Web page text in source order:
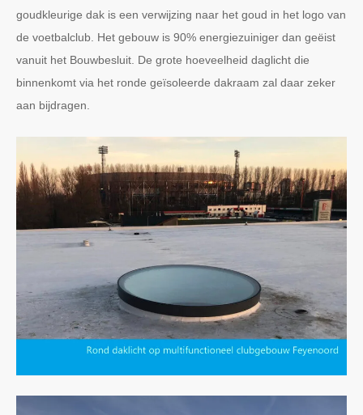
goudkleurige dak is een verwijzing naar het goud in het logo van
de voetbalclub. Het gebouw is 90% energiezuiniger dan geëist
vanuit het Bouwbesluit. De grote hoeveelheid daglicht die
binnenkomt via het ronde geïsoleerde dakraam zal daar zeker
aan bijdragen.